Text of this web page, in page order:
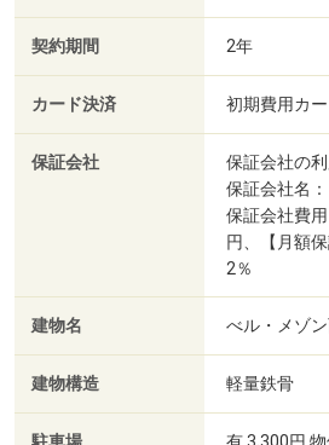
契約期間 2年
カード決済 初期費用カ
保証会社
保証会社の
保証会社名
保証会社費
円、【月額
2％
建物名 べル・メゾ
建物構造 軽量鉄骨